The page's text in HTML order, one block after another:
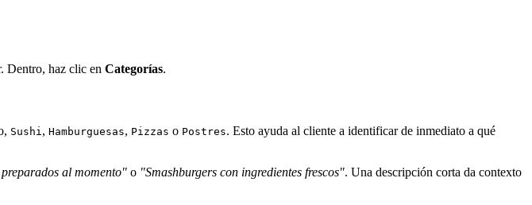
Dentro, haz clic en Categorías.
Sushi , Hamburguesas, Pizzas o Postres. Esto ayuda al cliente a identificar de inmediato a qué
al momento" o "Smashburgers con ingredientes frescos". Una descripción corta da contexto